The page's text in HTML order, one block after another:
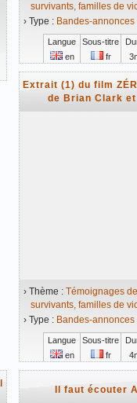
survivants, familles de
› Type : Bandes-annonces
Langue Sous-titre
en
fr
Vidéo mise en ligne
Extrait (1) du film
de Brian Clark
› Thème : Témoignages
survivants, familles de
› Type : Bandes-annonces
Langue Sous-titre
en
fr
Vidéo mise en ligne
Il faut écouter